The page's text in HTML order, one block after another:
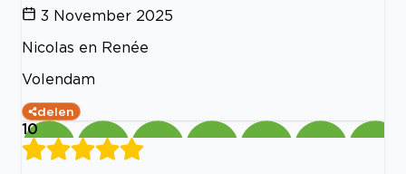
3 November 2025
Nicolas en Renée
Volendam
delen
10